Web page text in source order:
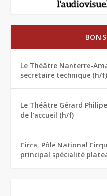
Le Théâtre Nanterre-
secrétaire technique (h/f)
Le Théâtre Gérard
de l’accueil (h/f)
Circa, Pôle National
principal spécialité